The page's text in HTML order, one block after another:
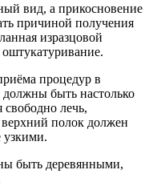
вид, а прикосновение
причиной получения
изразцовой
процедур в
быть настолько
лечь,
полок должен
узкими.
быть деревянными,